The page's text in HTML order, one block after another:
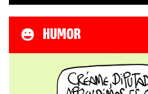
HUMOR